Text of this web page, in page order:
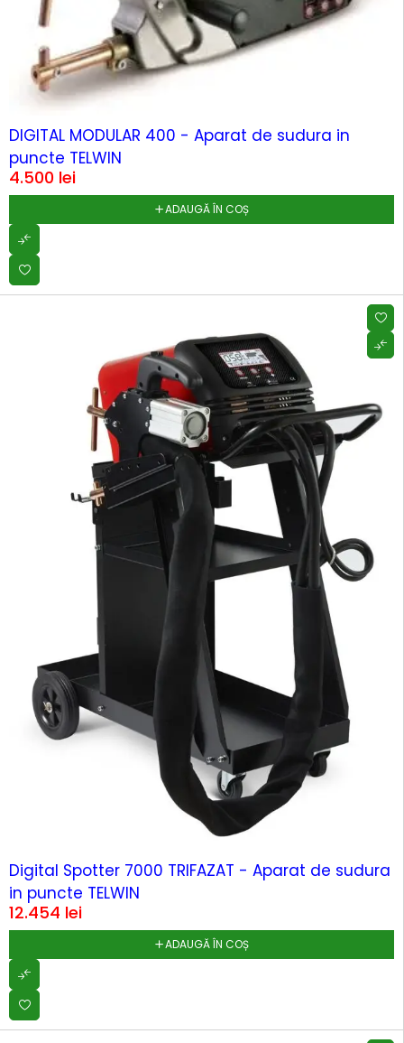
HOT
DIGITAL MODULAR 400 - Aparat de sudura in
puncte TELWIN
4.500 lei
ADAUGĂ ÎN COȘ
Digital Spotter 7000 TRIFAZAT - Aparat de sudura
in puncte TELWIN
12.454 lei
ADAUGĂ ÎN COȘ